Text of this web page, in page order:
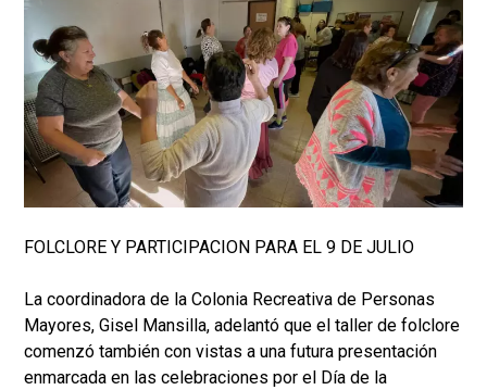
FOLCLORE Y PARTICIPACION PARA EL 9 DE JULIO
La coordinadora de la Colonia Recreativa de Personas
Mayores, Gisel Mansilla, adelantó que el taller de folclore
comenzó también con vistas a una futura presentación
enmarcada en las celebraciones por el Día de la